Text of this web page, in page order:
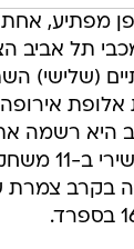
מפתיע,
תל אביב
(שלישי)
אירופה
היא רשמה
השביעי
בקרב